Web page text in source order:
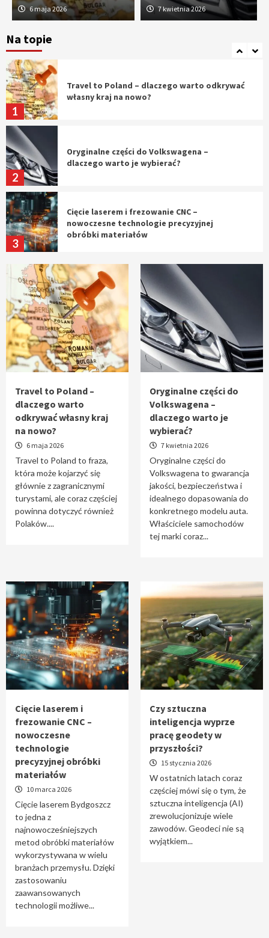
6 maja 2026 7 kwietnia 2026
Na topie
5
Tworzenie aplikacji internetowych – jak
1
Travel to Poland – dlaczego warto odkrywać
własny kraj na nowo?
2
Oryginalne części do Volkswagena –
dlaczego warto je wybierać?
3
Cięcie laserem i frezowanie CNC –
nowoczesne technologie precyzyjnej
obróbki materiałów
4
Czy sztuczna inteligencja wyprze pracę
geodety w przyszłości?
5
Tworzenie aplikacji internetowych – jak
powstają nowoczesne rozwiązania cyfrowe
1
Travel to Poland – dlaczego warto odkrywać
własny kraj na nowo?
2
Oryginalne części do Volkswagena –
dlaczego warto je wybierać?
Cięcie laserem i frezowanie CNC –
4
Czy sztuczna inteligencja wyprze pracę
geodety w przyszłości?
5
Tworzenie aplikacji internetowych – jak
powstają nowoczesne rozwiązania cyfrowe
Travel to Poland –
dlaczego warto
odkrywać własny kraj
na nowo?
6 maja 2026
Travel to Poland to fraza,
która może kojarzyć się
głównie z zagranicznymi
turystami, ale coraz częściej
powinna dotyczyć również
Polaków....
Oryginalne części do
Volkswagena –
dlaczego warto je
wybierać?
7 kwietnia 2026
Oryginalne części do
Volkswagena to gwarancja
jakości, bezpieczeństwa i
idealnego dopasowania do
konkretnego modelu auta.
Właściciele samochodów
tej marki coraz...
Cięcie laserem i
frezowanie CNC –
nowoczesne
technologie
precyzyjnej obróbki
materiałów
10 marca 2026
Cięcie laserem Bydgoszcz
to jedna z
najnowocześniejszych
metod obróbki materiałów
wykorzystywana w wielu
branżach przemysłu. Dzięki
zastosowaniu
zaawansowanych
technologii możliwe...
Czy sztuczna
inteligencja wyprze
pracę geodety w
przyszłości?
15 stycznia 2026
W ostatnich latach coraz
częściej mówi się o tym, że
sztuczna inteligencja (AI)
zrewolucjonizuje wiele
zawodów. Geodeci nie są
wyjątkiem...